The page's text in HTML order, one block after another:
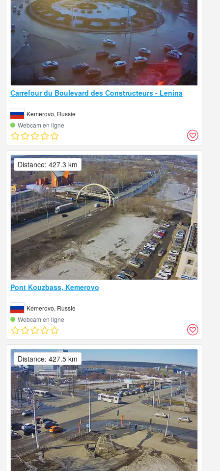
Carrefour du Boulevard des Constructeurs - Lenina
Kemerovo, Russie
Webcam en ligne
Pont Kouzbass, Kemerovo
Kemerovo, Russie
Webcam en ligne
Distance: 427.3 km
Distance: 427.5 km